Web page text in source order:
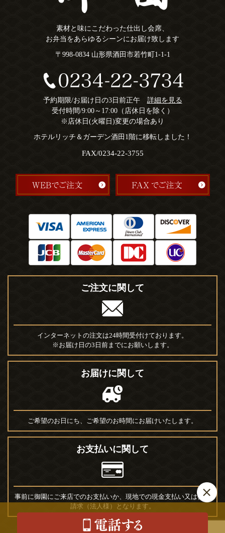
素材と味にこだわった仕出し会席、
お弁当をあらゆるシーンにお届け致します
〒998-0834 山形県酒田市若竹町1-1-1
予約期限/お届け日の3日前正午 詳細を見る
受付時間/9:00～17:00（店休日を除く）
※店休日(火曜日)変更の場合あり
ホテルリッチ＆ガーデン酒田1階に移転しました！
FAX/0234-22-3755
ご注文に関して
インターネットの注文は24時間受付けております。
※お届け日の3日前までにお願いします。
お届けに関して
ご希望のお日にち、ご希望のお時間にお届けいたします。
お支払いに関して
事前に御園にご来店でのお支払いか、現地での現金支払い又は後日
請求（法人様）となります。